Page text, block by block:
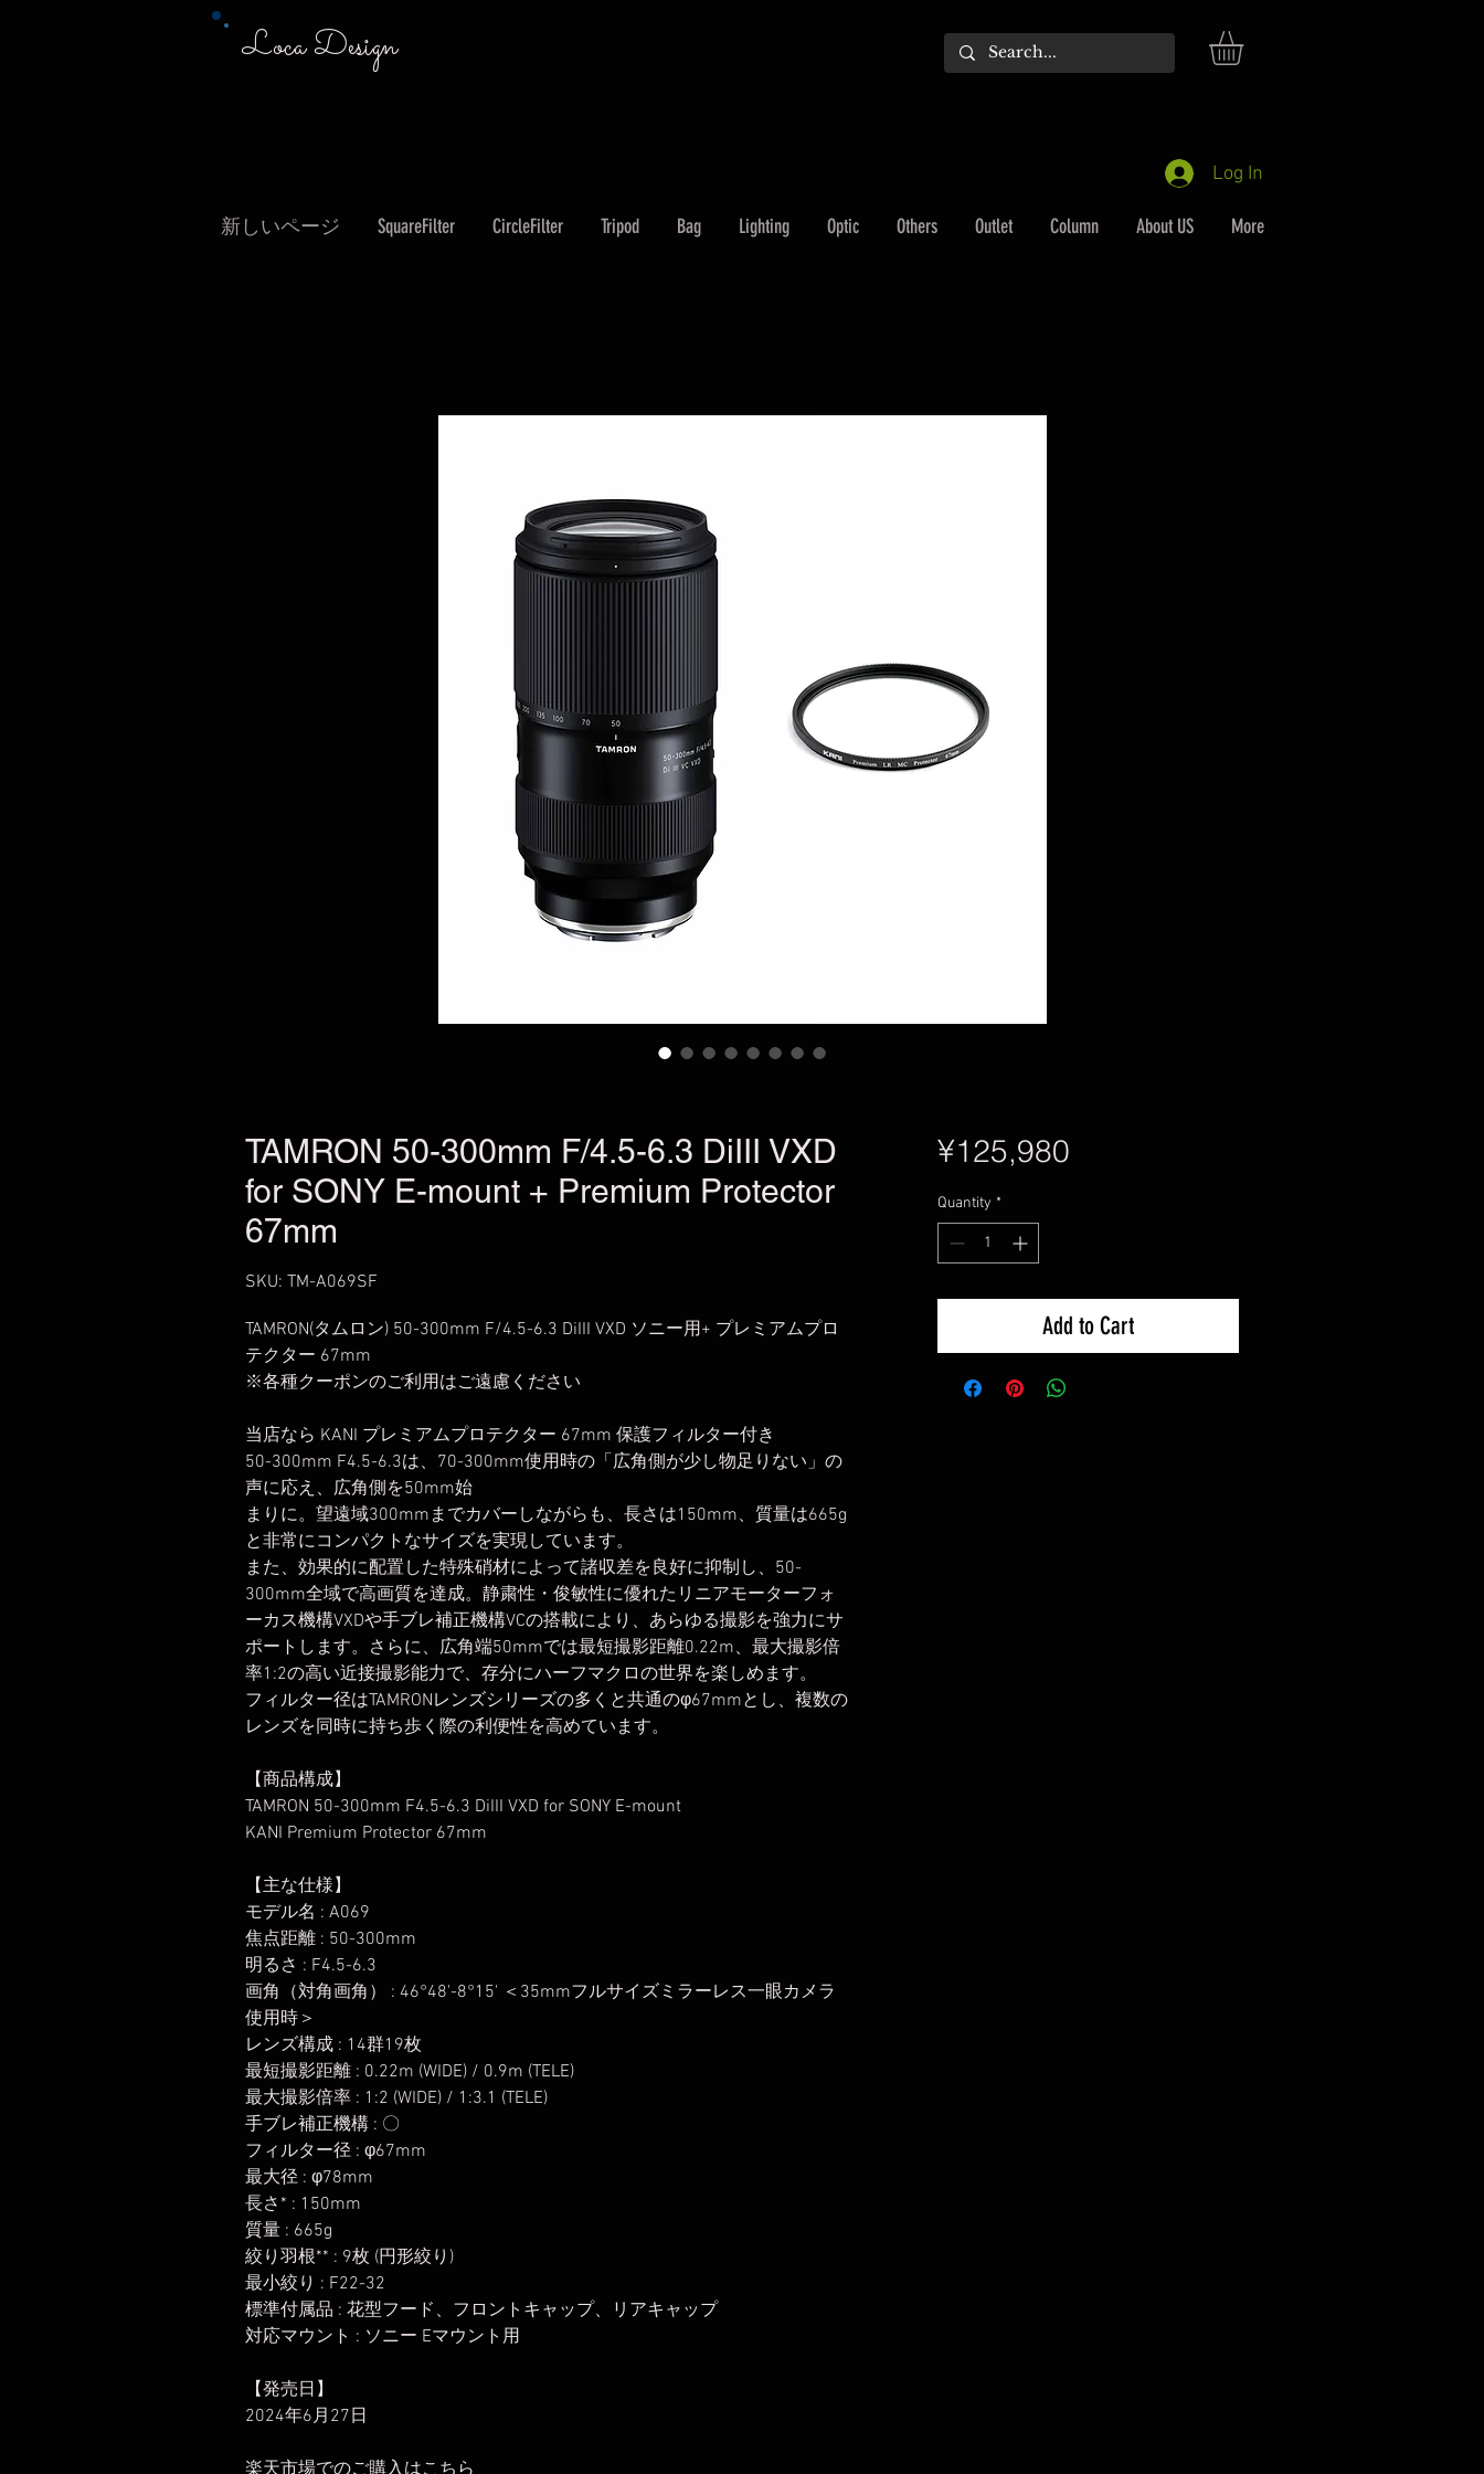
Loca Design
Log In
新しいページ SquareFilter CircleFilter Tripod Bag Lighting Optic Others Outlet Column About US More
TAMRON 50-300mm F/4.5-6.3 DiIII VXD
for SONY E-mount + Premium Protector
67mm
SKU: TM-A069SF
TAMRON(タムロン) 50-300mm F/4.5-6.3 DiIII VXD ソニー用+ プレミアムプロ
テクター 67mm
※各種クーポンのご利用はご遠慮ください
当店なら KANI プレミアムプロテクター 67mm 保護フィルター付き
50-300mm F4.5-6.3は、70-300mm使用時の「広角側が少し物足りない」の
声に応え、広角側を50mm始
まりに。望遠域300mmまでカバーしながらも、長さは150mm、質量は665g
と非常にコンパクトなサイズを実現しています。
また、効果的に配置した特殊硝材によって諸収差を良好に抑制し、50-
300mm全域で高画質を達成。静粛性・俊敏性に優れたリニアモーターフォ
ーカス機構VXDや手ブレ補正機構VCの搭載により、あらゆる撮影を強力にサ
ポートします。さらに、広角端50mmでは最短撮影距離0.22m、最大撮影倍
率1:2の高い近接撮影能力で、存分にハーフマクロの世界を楽しめます。
フィルター径はTAMRONレンズシリーズの多くと共通のφ67mmとし、複数の
レンズを同時に持ち歩く際の利便性を高めています。
【商品構成】
TAMRON 50-300mm F4.5-6.3 DiIII VXD for SONY E-mount
KANI Premium Protector 67mm
【主な仕様】
モデル名 : A069
焦点距離 : 50-300mm
明るさ : F4.5-6.3
画角（対角画角） : 46°48'-8°15' ＜35mmフルサイズミラーレス一眼カメラ
使用時＞
レンズ構成 : 14群19枚
最短撮影距離 : 0.22m (WIDE) / 0.9m (TELE)
最大撮影倍率 : 1:2 (WIDE) / 1:3.1 (TELE)
手ブレ補正機構 : 〇
フィルター径 : φ67mm
最大径 : φ78mm
長さ* : 150mm
質量 : 665g
絞り羽根** : 9枚 (円形絞り)
最小絞り : F22-32
標準付属品 : 花型フード、フロントキャップ、リアキャップ
対応マウント : ソニー Eマウント用
【発売日】
2024年6月27日
楽天市場でのご購入はこちら
¥125,980Price
Quantity *
Add to Cart